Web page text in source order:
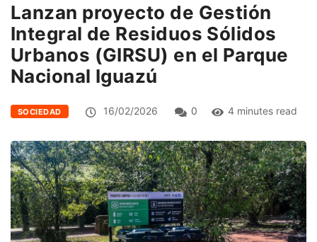
Lanzan proyecto de Gestión
Integral de Residuos Sólidos
Urbanos (GIRSU) en el Parque
Nacional Iguazú
SOCIEDAD 16/02/2026 0 4 minutes read